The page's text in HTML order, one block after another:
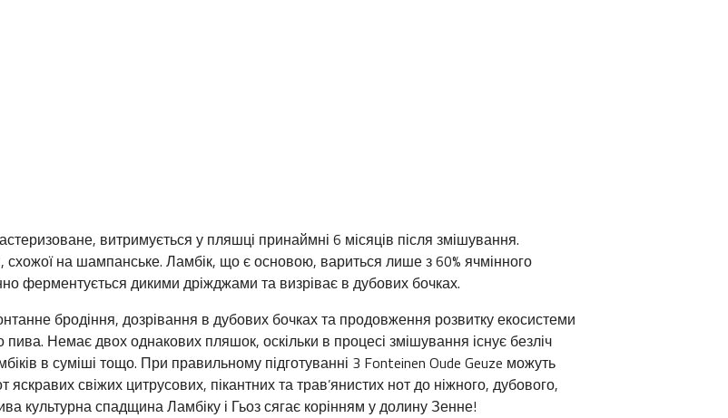
витримується у пляшці принаймні 6 місяців після змішування.
на шампанське. Ламбік, що є основою, вариться лише з 60% ячмінного
ферментується дикими дріжджами та визріває в дубових бочках.
бродіння, дозрівання в дубових бочках та продовження розвитку екосистеми
Немає двох однакових пляшок, оскільки в процесі змішування існує безліч
в суміші тощо. При правильному підготуванні 3 Fonteinen Oude Geuze можуть
свіжих цитрусових, пікантних та трав’янистих нот до ніжного, дубового,
культурна спадщина Ламбіку і Гьоз сягає корінням у долину Зенне!